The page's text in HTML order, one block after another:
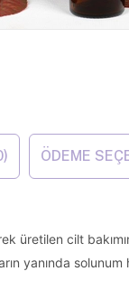
ÖDEME
üretilen cilt
yanında